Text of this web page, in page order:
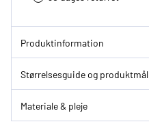
Produktinformation
Størrelsesguide og produktmål
Materiale & pleje